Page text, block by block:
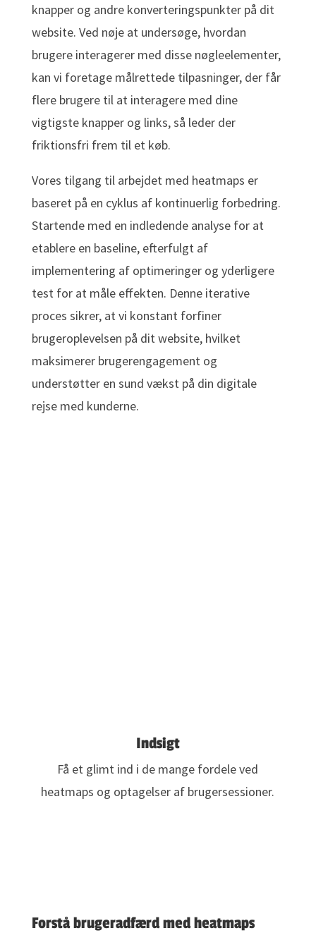
knapper og andre konverteringspunkter på dit
website. Ved nøje at undersøge, hvordan
brugere interagerer med disse nøgleelementer,
kan vi foretage målrettede tilpasninger, der får
flere brugere til at interagere med dine
vigtigste knapper og links, så leder der
friktionsfri frem til et køb.
Vores tilgang til arbejdet med heatmaps er
baseret på en cyklus af kontinuerlig forbedring.
Startende med en indledende analyse for at
etablere en baseline, efterfulgt af
implementering af optimeringer og yderligere
test for at måle effekten. Denne iterative
proces sikrer, at vi konstant forfiner
brugeroplevelsen på dit website, hvilket
maksimerer brugerengagement og
understøtter en sund vækst på din digitale
rejse med kunderne.
Indsigt
Få et glimt ind i de mange fordele ved
heatmaps og optagelser af brugersessioner.
Forstå brugeradfærd med heatmaps